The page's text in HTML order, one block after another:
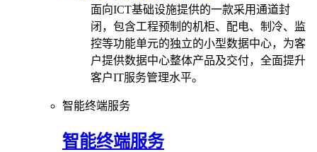
面向ICT基础设施提供的一款采用通道封
闭，包含工程预制的机柜、配电、制冷、监
控等功能单元的独立的小型数据中心，为客
户提供数据中心整体产品及交付，全面提升
客户IT服务管理水平。
智能终端服务
智能终端服务